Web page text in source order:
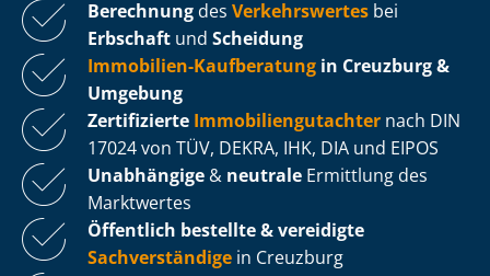
Berechnung des Verkehrswertes bei
Erbschaft und Scheidung
Immobilien-Kaufberatung in Creuzburg &
Umgebung
Zertifizierte Im­mo­bi­li­en­gut­ach­ter nach DIN
17024 von TÜV, DEKRA, IHK, DIA und EIPOS
Unabhängige & neutrale Ermittlung des
Marktwertes
Öffentlich bestellte & vereidigte
Sachverständige in Creuzburg